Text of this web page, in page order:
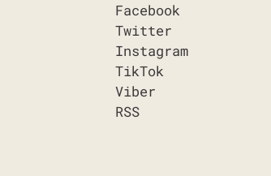
Facebook
Twitter
Instagram
TikTok
Viber
RSS